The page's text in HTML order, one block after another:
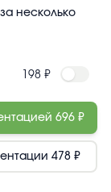
несколько
198 ₽
696 ₽
478 ₽